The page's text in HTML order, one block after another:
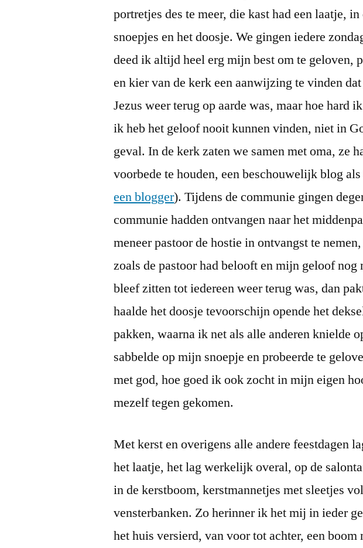
portretjes des te meer, die kast had een laatje,
snoepjes en het doosje. We gingen iedere
deed ik altijd heel erg mijn best om te geloven,
en kier van de kerk een aanwijzing te vinden
Jezus weer terug op aarde was, maar hoe hard
ik heb het geloof nooit kunnen vinden, niet in
geval. In de kerk zaten we samen met oma, ze
voorbede te houden, een beschouwelijk blog
een blogger). Tijdens de communie gingen
communie hadden ontvangen naar het
meneer pastoor de hostie in ontvangst te
zoals de pastoor had belooft en mijn geloof nog
bleef zitten tot iedereen weer terug was, dan
haalde het doosje tevoorschijn opende het
pakken, waarna ik net als alle anderen knielde
sabbelde op mijn snoepje en probeerde te
met god, hoe goed ik ook zocht in mijn eigen
mezelf tegen gekomen.
Met kerst en overigens alle andere feestdagen
het laatje, het lag werkelijk overal, op de
in de kerstboom, kerstmannetjes met sleetjes
vensterbanken. Zo herinner ik het mij in ieder
het huis versierd, van voor tot achter, een boom